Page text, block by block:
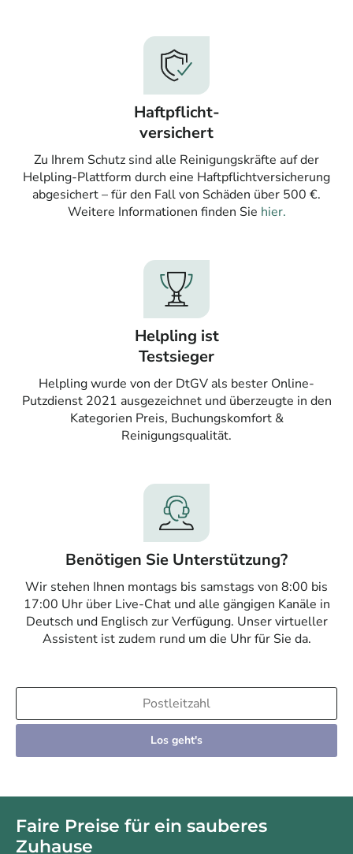
Haftpflicht-
versichert
Zu Ihrem Schutz sind alle Reinigungskräfte auf der
Helpling-Plattform durch eine Haftpflichtversicherung
abgesichert – für den Fall von Schäden über 500 €.
Weitere Informationen finden Sie hier.
Helpling ist
Testsieger
Helpling wurde von der DtGV als bester Online-
Putzdienst 2021 ausgezeichnet und überzeugte in den
Kategorien Preis, Buchungskomfort &
Reinigungsqualität.
Benötigen Sie Unterstützung?
Wir stehen Ihnen montags bis samstags von 8:00 bis
17:00 Uhr über Live-Chat und alle gängigen Kanäle in
Deutsch und Englisch zur Verfügung. Unser virtueller
Assistent ist zudem rund um die Uhr für Sie da.
Los geht's
Faire Preise für ein sauberes
Zuhause